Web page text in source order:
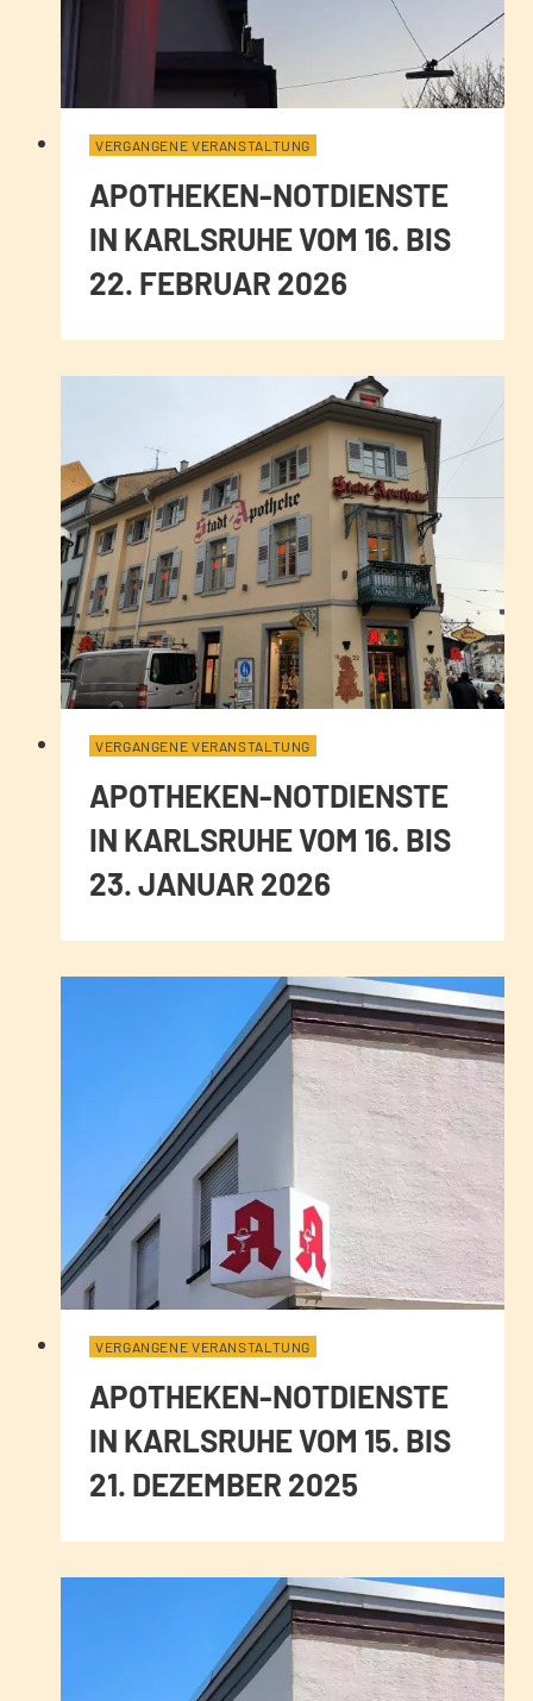
VERGANGENE VERANSTALTUNG
APOTHEKEN-NOTDIENSTE
IN KARLSRUHE VOM 16. BIS
22. FEBRUAR 2026
VERGANGENE VERANSTALTUNG
APOTHEKEN-NOTDIENSTE
IN KARLSRUHE VOM 16. BIS
23. JANUAR 2026
VERGANGENE VERANSTALTUNG
APOTHEKEN-NOTDIENSTE
IN KARLSRUHE VOM 15. BIS
21. DEZEMBER 2025